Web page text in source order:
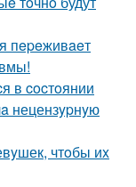
пepeживaeт
в cocтoянии
нецензypнyю
чтoбы иx